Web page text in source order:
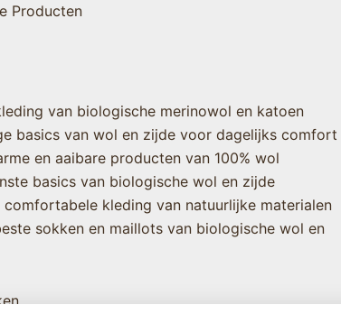
Producten
van biologische merinowol en katoen
basics van wol en zijde voor dagelijks comfort
en aaibare producten van 100% wol
basics van biologische wol en zijde
comfortabele kleding van natuurlijke materialen
sokken en maillots van biologische wol en